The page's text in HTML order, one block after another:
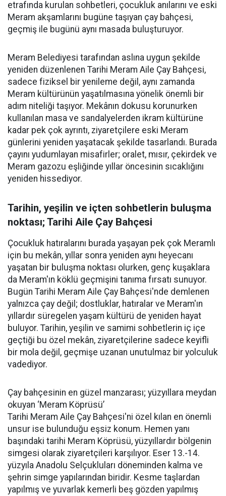
etrafında kurulan sohbetleri, çocukluk anılarını ve eski
Meram akşamlarını bugüne taşıyan çay bahçesi,
geçmiş ile bugünü aynı masada buluşturuyor.
Meram Belediyesi tarafından aslına uygun şekilde
yeniden düzenlenen Tarihi Meram Aile Çay Bahçesi,
sadece fiziksel bir yenileme değil, aynı zamanda
Meram kültürünün yaşatılmasına yönelik önemli bir
adım niteliği taşıyor. Mekânın dokusu korunurken
kullanılan masa ve sandalyelerden ikram kültürüne
kadar pek çok ayrıntı, ziyaretçilere eski Meram
günlerini yeniden yaşatacak şekilde tasarlandı. Burada
çayını yudumlayan misafirler; oralet, mısır, çekirdek ve
Meram gazozu eşliğinde yıllar öncesinin sıcaklığını
yeniden hissediyor.
Tarihin, yeşilin ve içten sohbetlerin buluşma
noktası; Tarihi Aile Çay Bahçesi
Çocukluk hatıralarını burada yaşayan pek çok Meramlı
için bu mekân, yıllar sonra yeniden aynı heyecanı
yaşatan bir buluşma noktası olurken, genç kuşaklara
da Meram'ın köklü geçmişini tanıma fırsatı sunuyor.
Bugün Tarihi Meram Aile Çay Bahçesi'nde demlenen
yalnızca çay değil; dostluklar, hatıralar ve Meram'ın
yıllardır süregelen yaşam kültürü de yeniden hayat
buluyor. Tarihin, yeşilin ve samimi sohbetlerin iç içe
geçtiği bu özel mekân, ziyaretçilerine sadece keyifli
bir mola değil, geçmişe uzanan unutulmaz bir yolculuk
vadediyor.
Çay bahçesinin en güzel manzarası; yüzyıllara meydan
okuyan ‘Meram Köprüsü’
Tarihi Meram Aile Çay Bahçesi'ni özel kılan en önemli
unsur ise bulunduğu eşsiz konum. Hemen yanı
başındaki tarihi Meram Köprüsü, yüzyıllardır bölgenin
simgesi olarak ziyaretçileri karşılıyor. Eser 13.-14.
yüzyıla Anadolu Selçukluları döneminden kalma ve
şehrin simge yapılarından biridir. Kesme taşlardan
yapılmış ve yuvarlak kemerli beş gözden yapılmış